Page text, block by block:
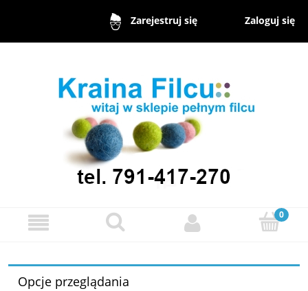
Zarejestruj się Zaloguj się
Opcje przeglądania